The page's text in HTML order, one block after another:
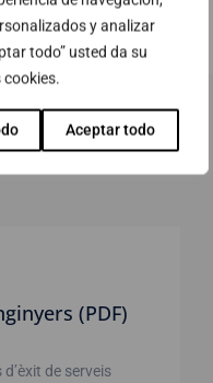
y analizar
todo” usted da su
Aceptar todo
(PDF)
de serveis